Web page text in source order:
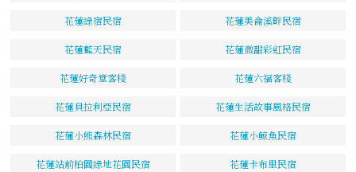
花蓮綠宿民宿 花蓮美侖溪畔民宿
花蓮藍天民宿 花蓮微甜彩虹民宿
花蓮好奇堂客棧 花蓮六福客棧
花蓮貝拉利亞民宿 花蓮生活故事風格民宿
花蓮小熊森林民宿 花蓮小鯨魚民宿
花蓮站前柏園綠地花園民宿 花蓮卡布里民宿